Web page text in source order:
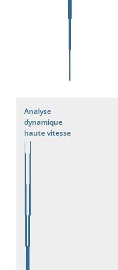
Analyse
dynamique
haute vitesse